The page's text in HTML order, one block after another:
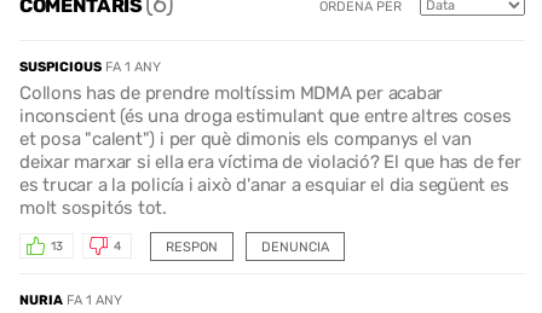
COMENTARIS ORDENA PER
SUSPICIOUS FA 1 ANY
Collons has de prendre moltíssim MDMA per acabar
inconscient (és una droga estimulant que entre altres coses
et posa "calent") i per què dimonis els companys el van
deixar marxar si ella era víctima de violació? El que has de fer
es trucar a la policía i això d'anar a esquiar el dia següent es
molt sospitós tot.
RESPON
13 4 DENUNCIA
NURIA FA 1 ANY